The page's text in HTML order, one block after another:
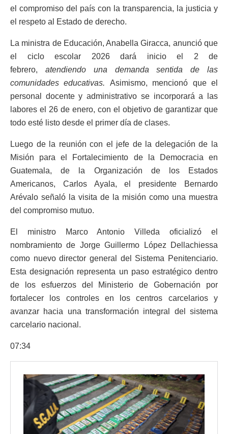
el compromiso del país con la transparencia, la justicia y
el respeto al Estado de derecho.
La ministra de Educación, Anabella Giracca, anunció que
el ciclo escolar 2026 dará inicio el 2 de
febrero, atendiendo una demanda sentida de las
comunidades educativas. Asimismo, mencionó que el
personal docente y administrativo se incorporará a las
labores el 26 de enero, con el objetivo de garantizar que
todo esté listo desde el primer día de clases.
Luego de la reunión con el jefe de la delegación de la
Misión para el Fortalecimiento de la Democracia en
Guatemala, de la Organización de los Estados
Americanos, Carlos Ayala, el presidente Bernardo
Arévalo señaló la visita de la misión como una muestra
del compromiso mutuo.
El ministro Marco Antonio Villeda oficializó el
nombramiento de Jorge Guillermo López Dellachiessa
como nuevo director general del Sistema Penitenciario.
Esta designación representa un paso estratégico dentro
de los esfuerzos del Ministerio de Gobernación por
fortalecer los controles en los centros carcelarios y
avanzar hacia una transformación integral del sistema
carcelario nacional.
07:34